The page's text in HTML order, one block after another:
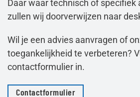
Daar waar technisch of specifiek
zullen wij doorverwijzen naar
Wil je een advies aanvragen of
toegankelijkheid te verbeteren?
contactformulier in.
Contactformulier